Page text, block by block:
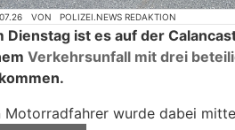
VON POLIZEI.NEWS REDAKTION
Dienstag ist es auf der
Verkehrsunfall mit drei
Motorradfahrer wurde dabei